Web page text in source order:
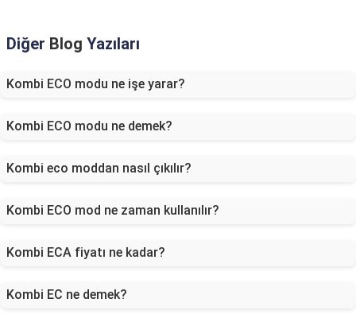
Diğer Blog Yazıları
Kombi ECO modu ne işe yarar?
Kombi ECO modu ne demek?
Kombi eco moddan nasıl çıkılır?
Kombi ECO mod ne zaman kullanılır?
Kombi ECA fiyatı ne kadar?
Kombi EC ne demek?